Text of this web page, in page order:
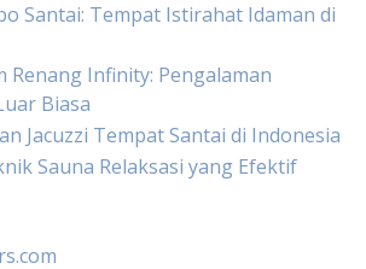
Santai: Tempat Istirahat Idaman di
Renang Infinity: Pengalaman
Biasa
Jacuzzi Tempat Santai di Indonesia
Sauna Relaksasi yang Efektif